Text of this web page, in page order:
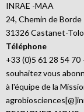
INRAE -MAA
24, Chemin de
31326 Castanet-
Téléphone
+33 (0)5 61 28 54 70
souhaitez vous
à l'équipe de la